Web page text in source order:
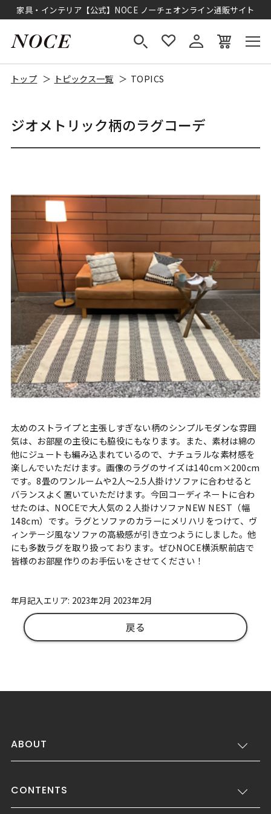
家具・インテリア【公式】NOCE ノーチェオンライン通販サイト
トップ トピックス一覧 TOPICS
ジオメトリック柄のラグコーデ
太めのストライプと主張しすぎない柄のシンプルモダンな雰囲
気は、お部屋の主役にも脇役にもなります。また、素材は綿の
他にジュートも編み込まれているので、ナチュラルな素材感を
楽しんでいただけます。画像のラグのサイズは140cm×200cm
です。8畳のワンルームや2人〜2.5人掛けソファに合わせると
バランスよく置いていただけます。今回コーディネートに合わ
せたのは、NOCEで大人気の２人掛けソファNEW NEST（幅
148cm）です。ラグとソファのカラーにメリハリをつけて、ヴ
ィンテージ風なソファの高級感が引き立つようにしました。他
にも多数ラグを取り扱っております。ぜひNOCE横浜駅前店で
皆様のお部屋作りのお手伝いをさせてください！
年月記入エリア: 2023年2月 2023年2月
戻る
ABOUT
CONTENTS